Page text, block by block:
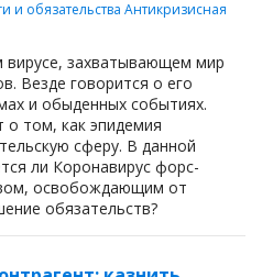
и обязательства Антикризисная
захватывающем мир
Везде говорится о его
и обыденных событиях.
о том, как эпидемия
сферу. В данной
ли Коронавирус форс-
освобождающим от
обязательств?